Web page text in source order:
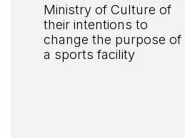
Ministry of Culture of
their intentions to
change the purpose of
a sports facility